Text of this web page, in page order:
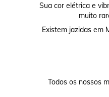
Sua cor elétrica e
muito
Existem jazidas em
Todos os nossos